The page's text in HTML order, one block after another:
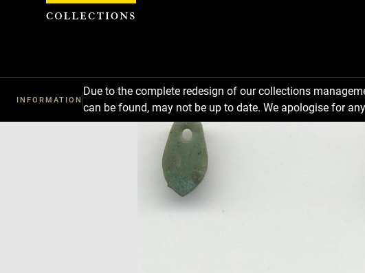
INFORMATION
Due to the complete redesign of our collections
can be found, may not be up to date. We apologise for
Download
Next
Previous
Cookies management panel